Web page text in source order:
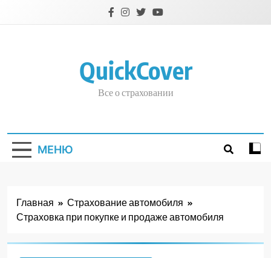
QuickCover
Все о страховании
МЕНЮ
Главная
Страхование автомобиля
Страховка при покупке и продаже автомобиля